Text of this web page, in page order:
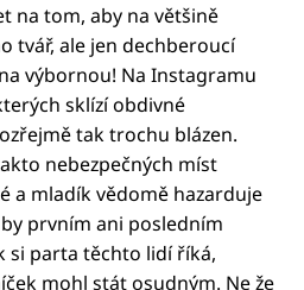
na tom, aby na většině
tvář, ale jen dechberoucí
výbornou! Na Instagramu
sklízí obdivné
tak trochu blázen.
nebezpečných míst
a mladík vědomě hazarduje
prvním ani posledním
si parta těchto lidí říká,
mohl stát osudným. Ne že